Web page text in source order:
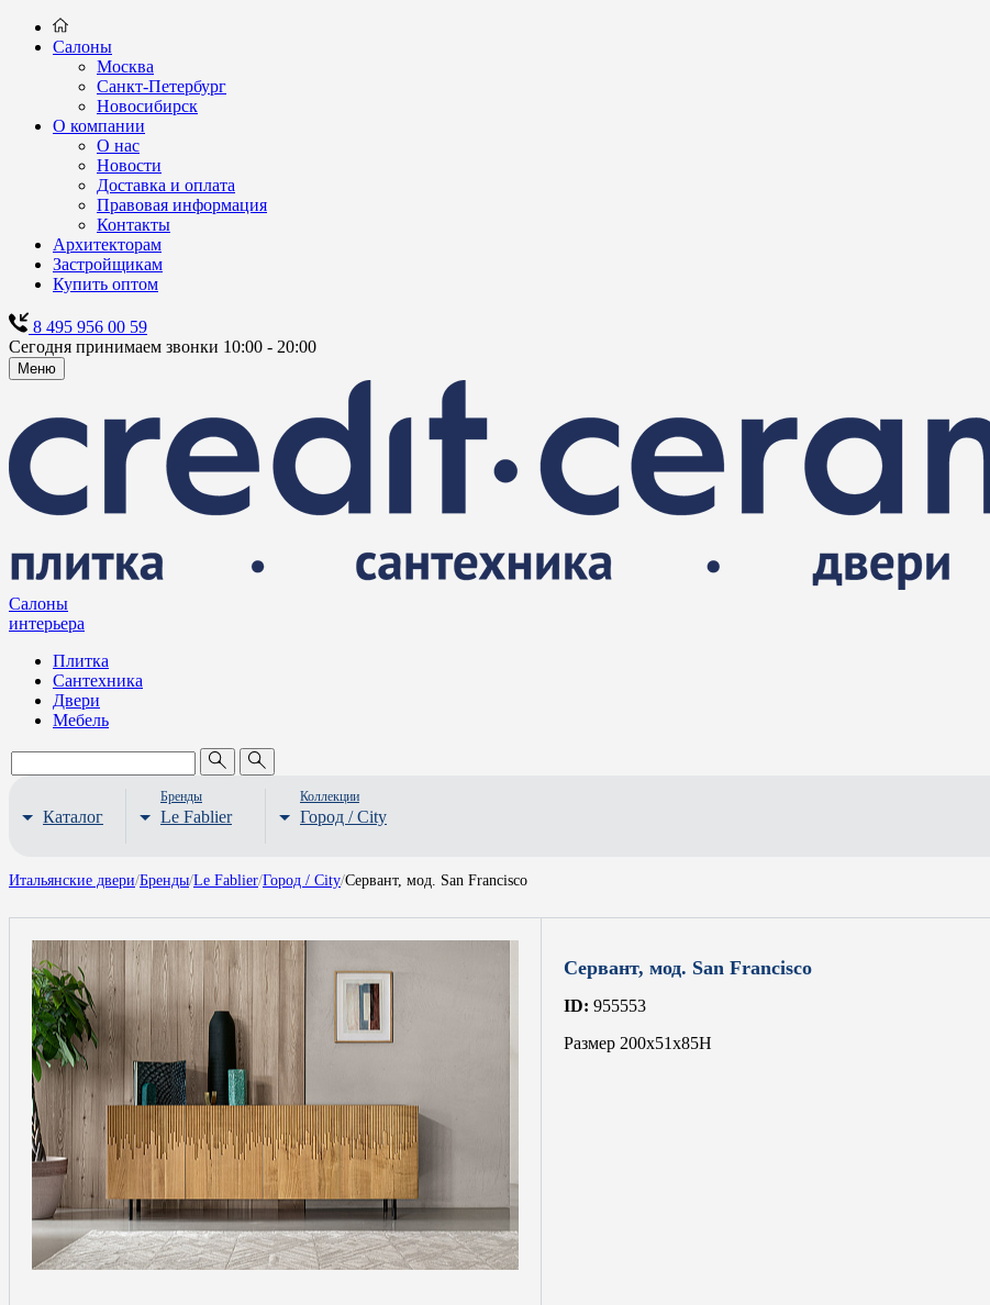
Салоны
Москва
Санкт-Петербург
Новосибирск
О компании
О нас
Новости
Доставка и оплата
Правовая информация
Контакты
Архитекторам
Застройщикам
Купить оптом
8 495 956 00 59
Сегодня принимаем звонки 10:00 - 20:00
Меню
Салоны
интерьера
Плитка
Сантехника
Двери
Мебель
Каталог
Бренды
Le Fablier
Коллекции
Город / City
Итальянские двери/Бренды/Le Fablier/Город / City/Сервант, мод. San Francisco
Сервант, мод. San Francisco
ID: 955553
Размер 200х51х85Н